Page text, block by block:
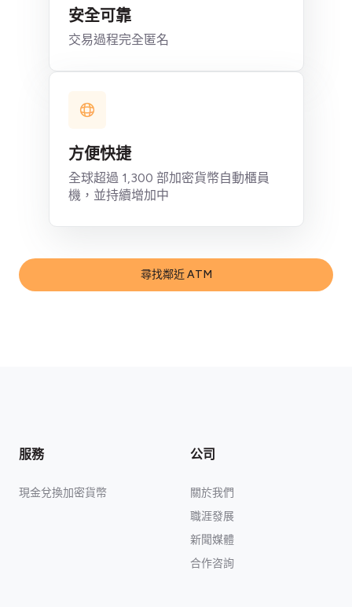
尋找鄰近 ATM
安全可靠
交易過程完全匿名
方便快捷
全球超過 1,300 部加密貨幣自動櫃員
機，並持續增加中
服務
現金兌換加密貨幣
公司
關於我們
職涯發展
新聞媒體
合作咨詢